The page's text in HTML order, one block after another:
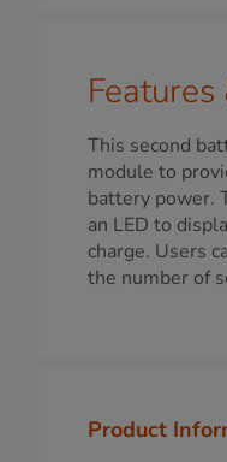
This second
module to
battery power.
an LED to
charge. Users
the number of
Product